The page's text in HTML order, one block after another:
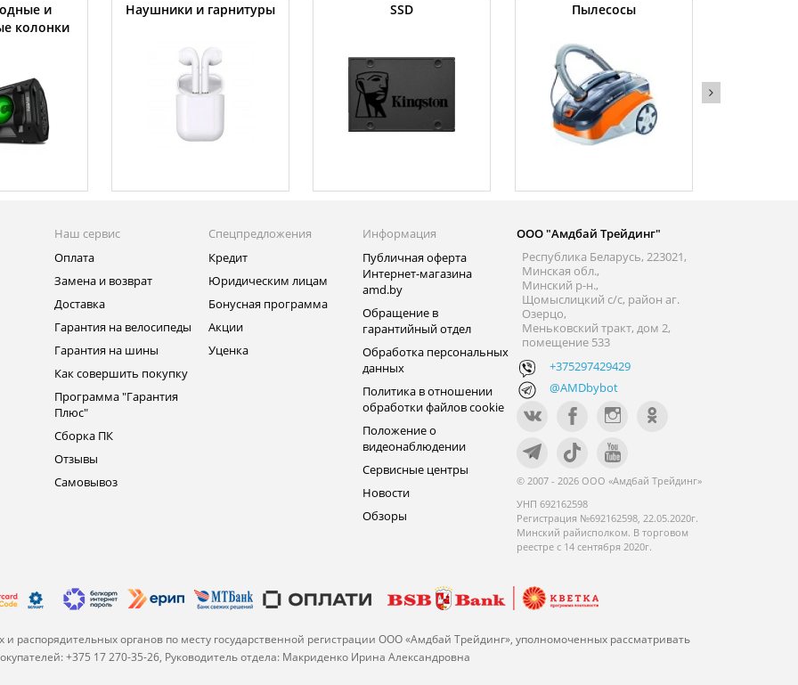
и
колонки
Наушники и гарнитуры SSD Пылесосы
Наш сервис
Оплата
Замена и возврат
Доставка
Гарантия на велосипеды
Гарантия на шины
Как совершить покупку
Программа "Гарантия
Плюс"
Сборка ПК
Отзывы
Самовывоз
Спецпредложения
Кредит
Юридическим лицам
Бонусная программа
Акции
Уценка
Информация
Публичная оферта
Интернет-магазина
amd.by
Обращение в
гарантийный отдел
Обработка персональных
данных
Политика в отношении
обработки файлов cookie
Положение о
видеонаблюдении
Сервисные центры
Новости
Обзоры
ООО "Амдбай Трейдинг"
Республика Беларусь, 223021,
Минская обл.,
Минский р-н.,
Щомыслицкий с/с, район аг.
Озерцо,
Меньковский тракт, дом 2,
помещение 533
+375297429429
@AMDbybot
© 2007 - 2026 ООО «Амдбай Трейдинг»
УНП 692162598
Регистрация №692162598, 22.05.2020г.
Минский райисполком. В торговом
реестре с 14 сентября 2020г.
распорядительных органов по месту государственной регистрации ООО «Амдбай Трейдинг», уполномоченных рассматривать
+375 17 270-35-26, Руководитель отдела: Макриденко Ирина Александровна